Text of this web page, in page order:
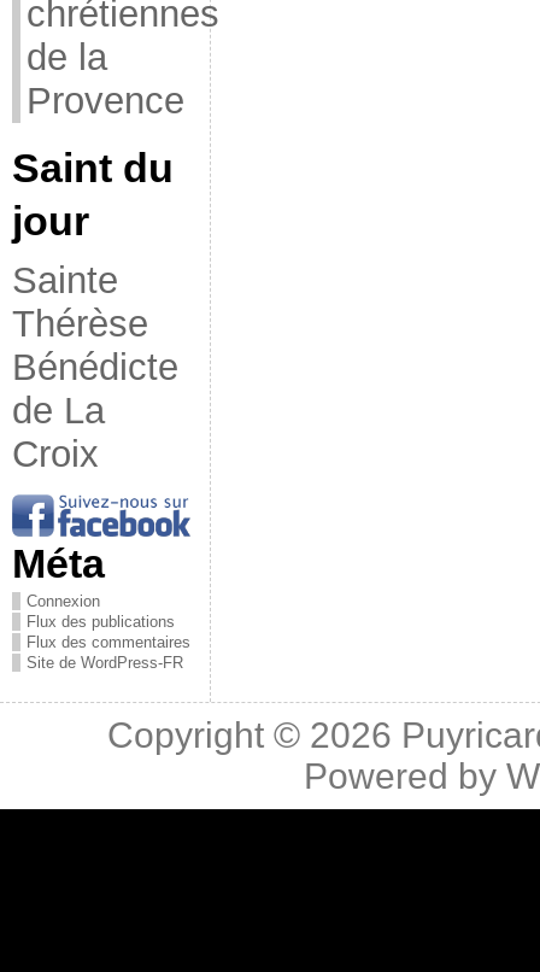
chrétiennes
de la
Provence
Saint du
jour
Sainte
Thérèse
Bénédicte
de La
Croix
Méta
Connexion
Flux des publications
Flux des commentaires
Site de WordPress-FR
Copyright © 2026
Powered by